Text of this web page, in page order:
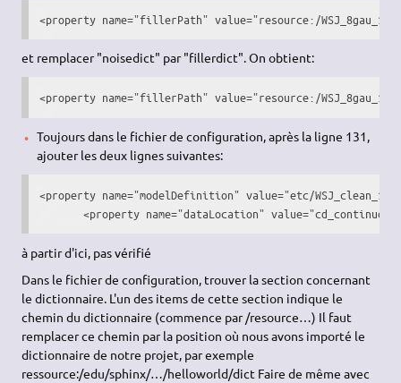
<property name="fillerPath" value="resource:/
et remplacer "noisedict" par "fillerdict". On obtient:
<property name="fillerPath" value="resource:/
Toujours dans le fichier de configuration, après la ligne 131,
ajouter les deux lignes suivantes:
<property name="modelDefinition" value="etc/
<property name="dataLocation"
à partir d'ici, pas vérifié
Dans le fichier de configuration, trouver la section concernant
le dictionnaire. L'un des items de cette section indique le
chemin du dictionnaire (commence par /resource…) Il faut
remplacer ce chemin par la position où nous avons importé le
dictionnaire de notre projet, par exemple
ressource:/edu/sphinx/…/helloworld/dict Faire de même avec